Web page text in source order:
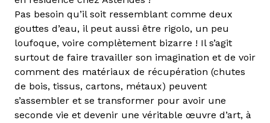
Pas besoin qu’il soit ressemblant comme deux
gouttes d’eau, il peut aussi être rigolo, un peu
loufoque, voire complètement bizarre ! Il s’agit
surtout de faire travailler son imagination et de voir
comment des matériaux de récupération (chutes
de bois, tissus, cartons, métaux) peuvent
s’assembler et se transformer pour avoir une
seconde vie et devenir une véritable œuvre d’art, à